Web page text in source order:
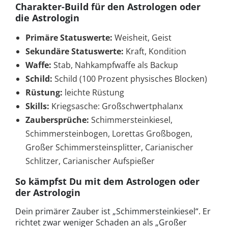
Charakter-Build für den Astrologen oder
die Astrologin
Primäre Statuswerte: Weisheit, Geist
Sekundäre Statuswerte: Kraft, Kondition
Waffe: Stab, Nahkampfwaffe als Backup
Schild: Schild (100 Prozent physisches Blocken)
Rüstung: leichte Rüstung
Skills: Kriegsasche: Großschwertphalanx
Zaubersprüche: Schimmersteinkiesel,
Schimmersteinbogen, Lorettas Großbogen,
Großer Schimmersteinsplitter, Carianischer
Schlitzer, Carianischer Aufspießer
So kämpfst Du mit dem Astrologen oder
der Astrologin
Dein primärer Zauber ist „Schimmersteinkiesel“. Er
richtet zwar weniger Schaden an als „Großer